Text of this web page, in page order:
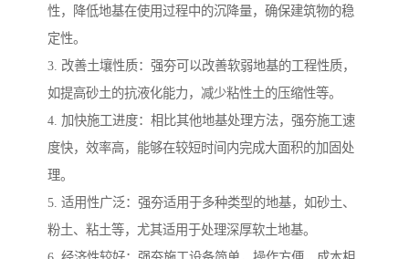
性，降低地基在使用过程中的沉降量，确保建筑物的稳
定性。
3. 改善土壤性质：强夯可以改善软弱地基的工程性质，
如提高砂土的抗液化能力，减少粘性土的压缩性等。
4. 加快施工进度：相比其他地基处理方法，强夯施工速
度快，效率高，能够在较短时间内完成大面积的加固处
理。
5. 适用性广泛：强夯适用于多种类型的地基，如砂土、
粉土、粘土等，尤其适用于处理深厚软土地基。